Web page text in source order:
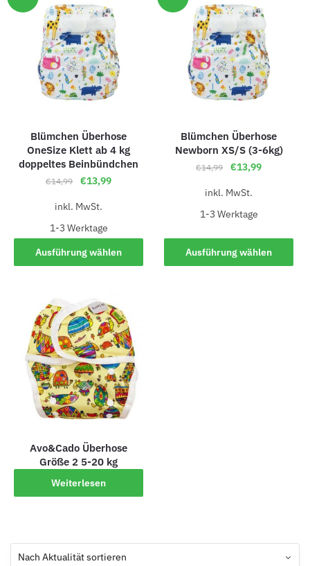
Blümchen Überhose
OneSize Klett ab 4 kg
doppeltes Beinbündchen
€14,99 €13,99
inkl. MwSt.
1-3 Werk­ta­ge
Ausführung wählen
Blümchen Überhose
Newborn XS/S (3-6kg)
€14,99 €13,99
inkl. MwSt.
1-3 Werk­ta­ge
Ausführung wählen
Avo&Cado Überhose
Größe 2 5-20 kg
Weiterlesen